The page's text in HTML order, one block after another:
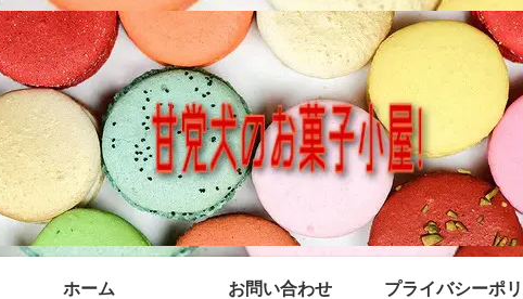
ホーム お問い合わせ プライバシーポ